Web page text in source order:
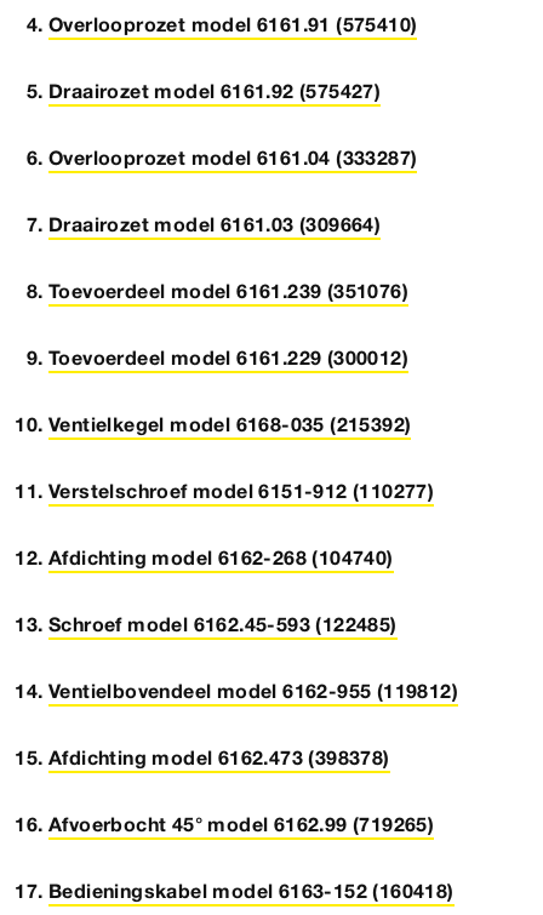
Overlooprozet model 6161.91 (575410)
Draairozet model 6161.92 (575427)
Overlooprozet model 6161.04 (333287)
Draairozet model 6161.03 (309664)
Toevoerdeel model 6161.239 (351076)
Toevoerdeel model 6161.229 (300012)
Ventielkegel model 6168-035 (215392)
Verstelschroef model 6151-912 (110277)
Afdichting model 6162-268 (104740)
Schroef model 6162.45-593 (122485)
Ventielbovendeel model 6162-955 (119812)
Afdichting model 6162.473 (398378)
Afvoerbocht 45° model 6162.99 (719265)
Bedieningskabel model 6163-152 (160418)